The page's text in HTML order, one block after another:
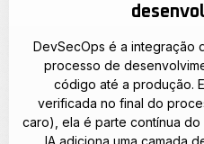
DevSecOps é a integração
processo de
código até a produção.
verificada no final do
caro), ela é parte contínua
IA adiciona uma camada